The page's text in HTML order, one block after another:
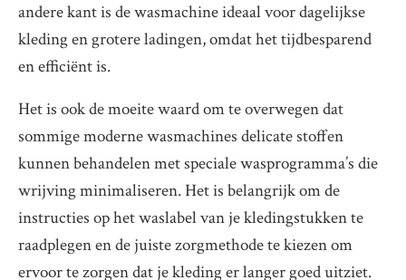
andere kant is de wasmachine ideaal voor dagelijkse
kleding en grotere ladingen, omdat het tijdbesparend
en efficiënt is.
Het is ook de moeite waard om te overwegen dat
sommige moderne wasmachines delicate stoffen
kunnen behandelen met speciale wasprogramma’s die
wrijving minimaliseren. Het is belangrijk om de
instructies op het waslabel van je kledingstukken te
raadplegen en de juiste zorgmethode te kiezen om
ervoor te zorgen dat je kleding er langer goed uitziet.